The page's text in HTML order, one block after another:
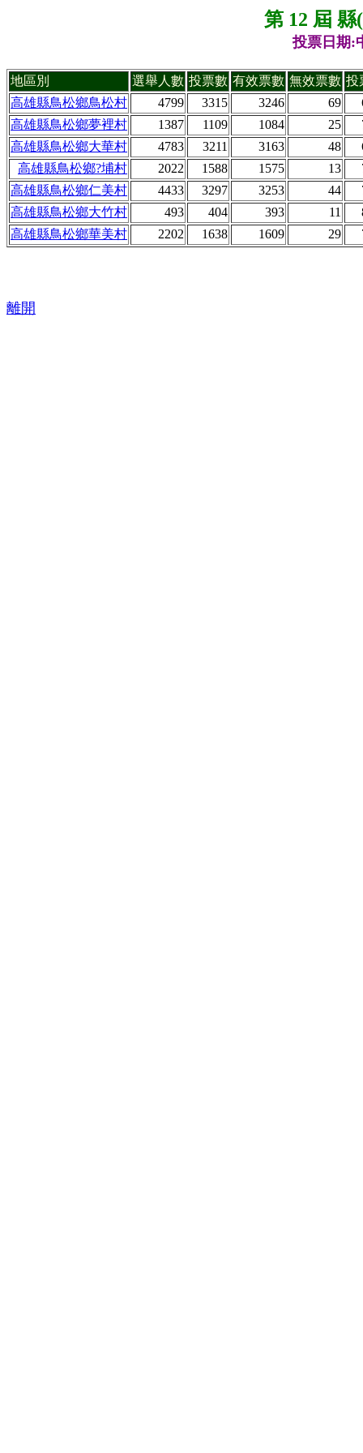
第 12 屆
投票日期:
地區別 選舉人數 投票數 有效票數 無效票數 投
高雄縣鳥松鄉鳥松村
4799 3315 3246 69
高雄縣鳥松鄉夢裡村
1387 1109 1084 25
高雄縣鳥松鄉大華村
4783 3211 3163 48
高雄縣鳥松鄉?埔村
2022 1588 1575 13
高雄縣鳥松鄉仁美村
4433 3297 3253 44
高雄縣鳥松鄉大竹村
493 404 393 11
高雄縣鳥松鄉華美村
2202 1638 1609 29
離開